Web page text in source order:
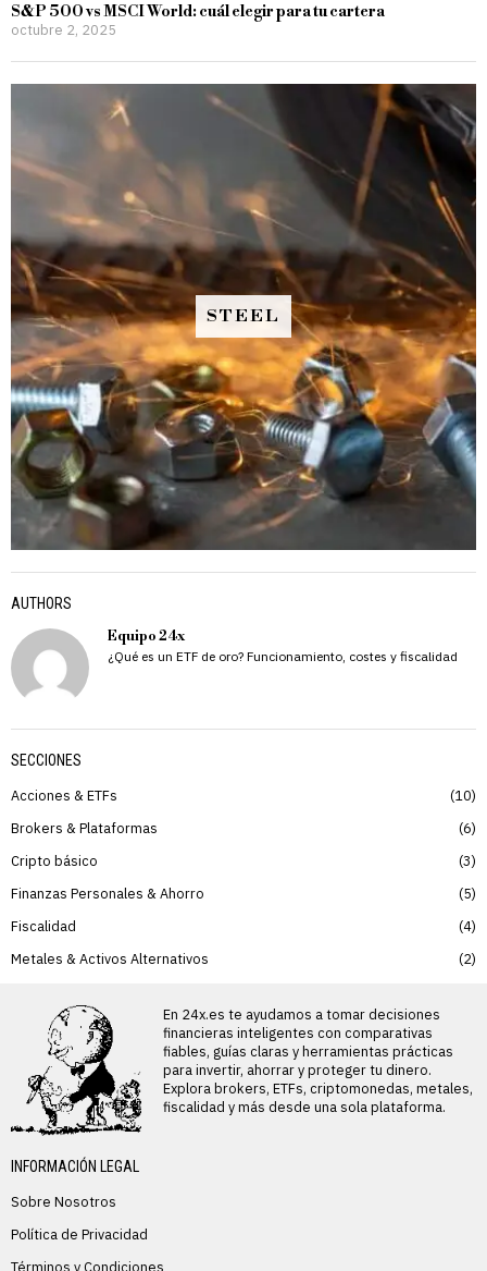
S&P 500 vs MSCI World: cuál elegir para tu cartera
octubre 2, 2025
STEEL
AUTHORS
Equipo 24x
¿Qué es un ETF de oro? Funcionamiento, costes y fiscalidad
SECCIONES
Acciones & ETFs
10
Brokers & Plataformas
6
Cripto básico
3
Finanzas Personales & Ahorro
5
Fiscalidad
4
Metales & Activos Alternativos
2
En 24x.es te ayudamos a tomar decisiones
financieras inteligentes con comparativas
fiables, guías claras y herramientas prácticas
para invertir, ahorrar y proteger tu dinero.
Explora brokers, ETFs, criptomonedas, metales,
fiscalidad y más desde una sola plataforma.
INFORMACIÓN LEGAL
Sobre Nosotros
Política de Privacidad
Términos y Condiciones